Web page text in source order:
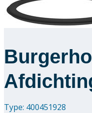
Type: 400451928